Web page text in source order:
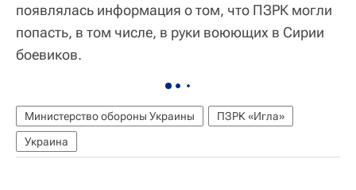
появлялась информация о том, что ПЗРК могли
попасть, в том числе, в руки воюющих в Сирии
боевиков.
Министерство обороны Украины
ПЗРК «Игла»
Украина